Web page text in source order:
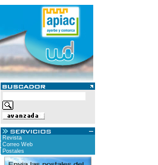
Revista
Correo Web
Postales